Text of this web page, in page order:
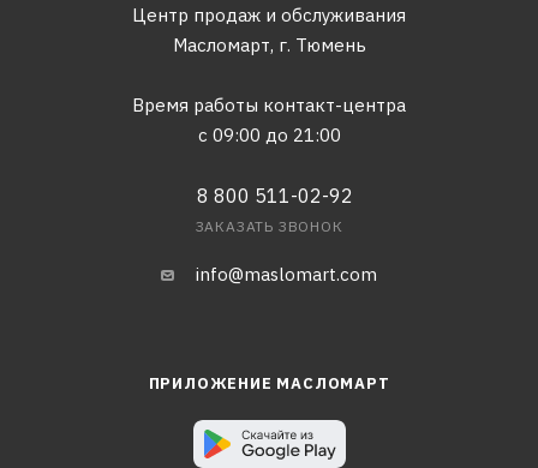
Центр продаж и обслуживания
Масломарт, г. Тюмень
Время работы контакт-центра
с 09:00 до 21:00
8 800 511-02-92
ЗАКАЗАТЬ ЗВОНОК
info@maslomart.com
ПРИЛОЖЕНИЕ МАСЛОМАРТ